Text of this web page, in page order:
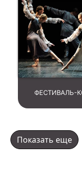
ФЕСТИВАЛЬ-
Показать еще